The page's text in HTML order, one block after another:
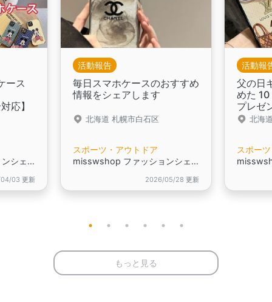
ース
応】
misswshop ファッションシェアリング
03 更新
活動報告
毎日スマホケースのおすすめ
情報をシェアします
北海道 札幌市白石区
スポーツ・アウトドア
misswshop ファッションシェアリング
2026/05/28 更新
活動報
父の日
めた
プレゼ
北海
スポー
もっと見る